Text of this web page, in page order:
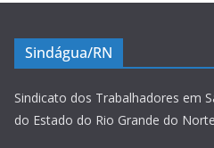
Sindágua/RN
Sindicato dos Trabalhadores em
do Estado do Rio Grande do Norte